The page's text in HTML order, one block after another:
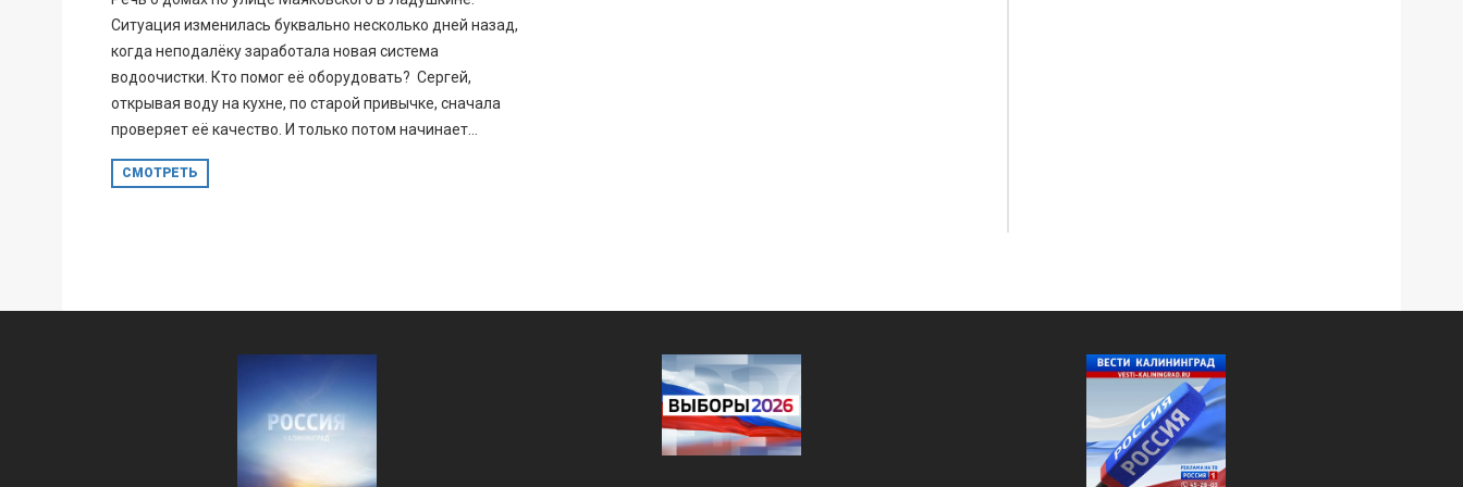
Ситуация изменилась буквально несколько дней назад,
когда неподалёку заработала новая система
водоочистки. Кто помог её оборудовать? Сергей,
открывая воду на кухне, по старой привычке, сначала
проверяет её качество. И только потом начинает...
СМОТРЕТЬ